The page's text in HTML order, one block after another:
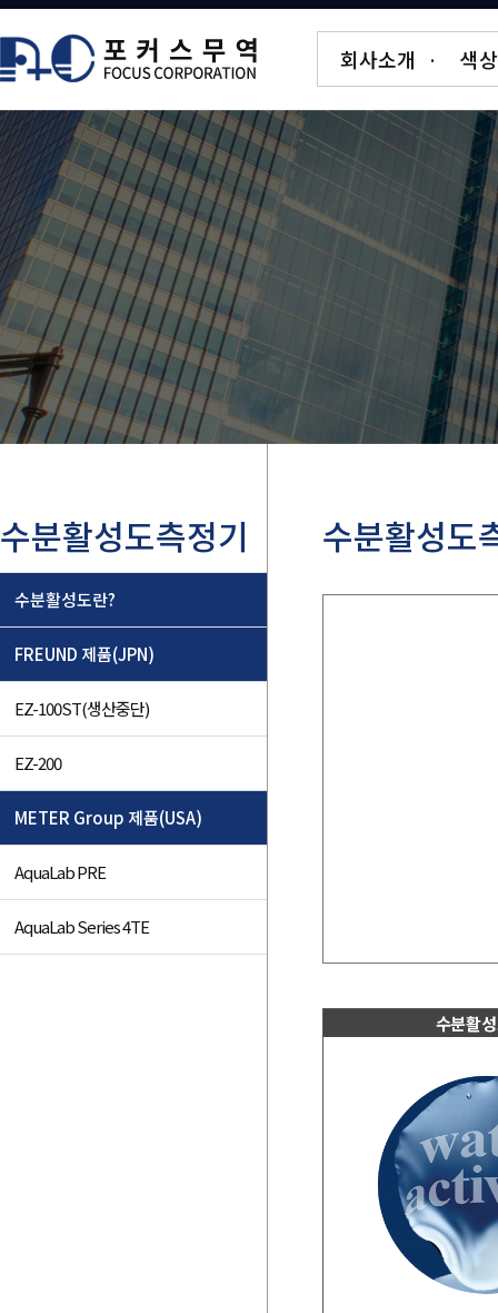
회사소개 · 색
수분활성도측정기
수분활성도란?
FREUND 제품(JPN)
EZ-100ST(생산중단)
EZ-200
METER Group 제품(USA)
AquaLab PRE
AquaLab Series 4TE
수분활성도
수분활